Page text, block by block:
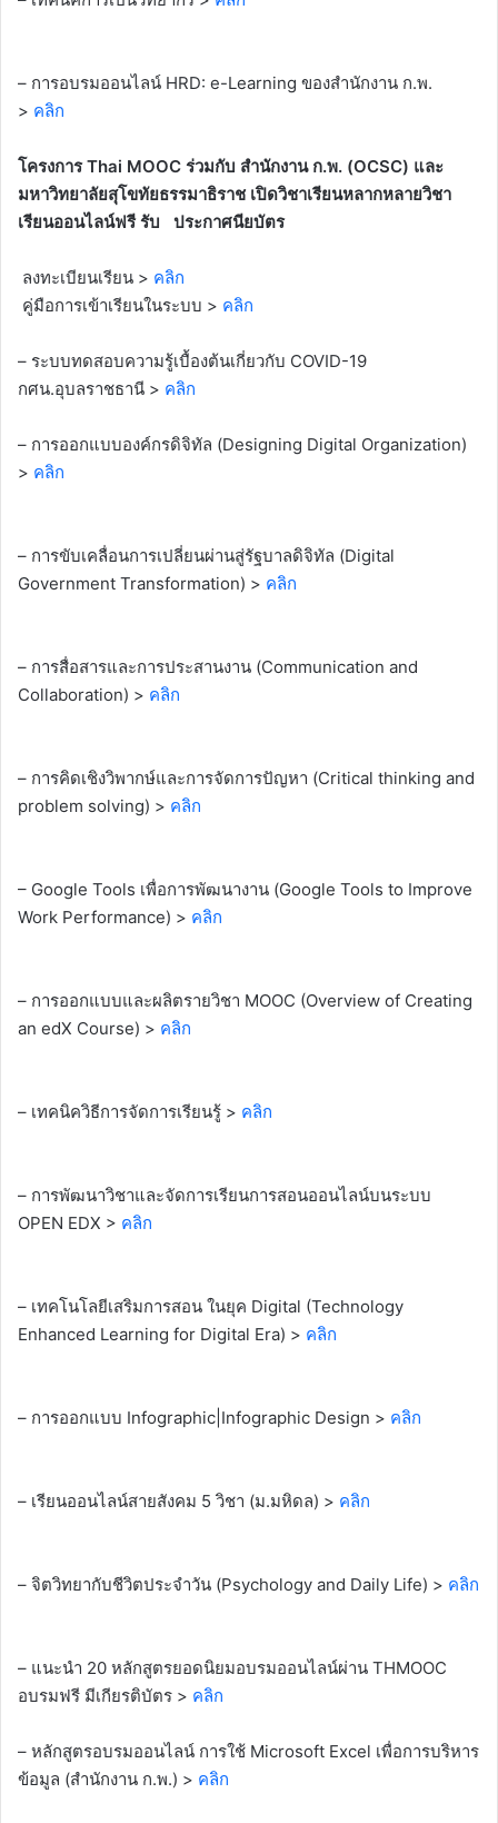
– การอบรมออนไลน์ HRD: e-Learning ของสำนักงาน ก.พ.
> คลิก
โครงการ Thai MOOC ร่วมกับ สำนักงาน ก.พ. (OCSC) และ
มหาวิทยาลัยสุโขทัยธรรมาธิราช เปิดวิชาเรียนหลากหลายวิชา
เรียนออนไลน์ฟรี รับ ประกาศนียบัตร
ลงทะเบียนเรียน > คลิก
คู่มือการเข้าเรียนในระบบ > คลิก
– ระบบทดสอบความรู้เบื้องต้นเกี่ยวกับ COVID-19
กศน.อุบลราชธานี > คลิก
– การออกแบบองค์กรดิจิทัล (Designing Digital Organization)
> คลิก
– การขับเคลื่อนการเปลี่ยนผ่านสู่รัฐบาลดิจิทัล (Digital
Government Transformation) > คลิก
– การสื่อสารและการประสานงาน (Communication and
Collaboration) > คลิก
– การคิดเชิงวิพากษ์และการจัดการปัญหา (Critical thinking and
problem solving) > คลิก
– Google Tools เพื่อการพัฒนางาน (Google Tools to Improve
Work Performance) > คลิก
– การออกแบบและผลิตรายวิชา MOOC (Overview of Creating
an edX Course) > คลิก
– เทคนิควิธีการจัดการเรียนรู้ > คลิก
– การพัฒนาวิชาและจัดการเรียนการสอนออนไลน์บนระบบ
OPEN EDX > คลิก
– เทคโนโลยีเสริมการสอน ในยุค Digital (Technology
Enhanced Learning for Digital Era) > คลิก
– การออกแบบ Infographic|Infographic Design > คลิก
– เรียนออนไลน์สายสังคม 5 วิชา (ม.มหิดล) > คลิก
– จิตวิทยากับชีวิตประจำวัน (Psychology and Daily Life) > คลิก
– แนะนำ 20 หลักสูตรยอดนิยมอบรมออนไลน์ผ่าน THMOOC
อบรมฟรี มีเกียรติบัตร > คลิก
– หลักสูตรอบรมออนไลน์ การใช้ Microsoft Excel เพื่อการบริหาร
ข้อมูล (สำนักงาน ก.พ.) > คลิก